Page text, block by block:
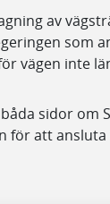
av
som
vägen inte
sidor om
för att